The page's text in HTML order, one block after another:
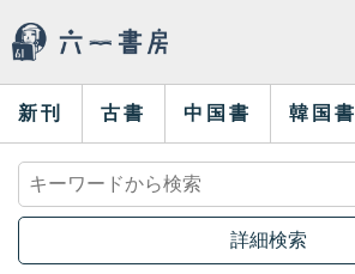
新刊 古書 中国書 韓国書
詳細検索